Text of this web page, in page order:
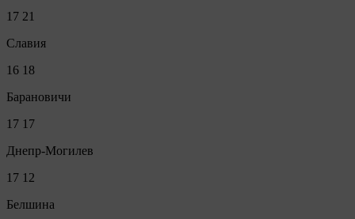
17 21
Славия
16 18
Барановичи
17 17
Днепр-Могилев
17 12
Белшина